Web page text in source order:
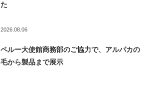
た
2026.08.06
ペルー大使館商務部のご協力で、アルパカの
毛から製品まで展示